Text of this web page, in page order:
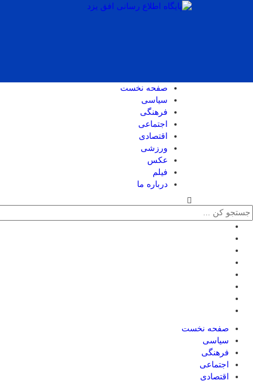
صفحه نخست
سیاسی
فرهنگی
اجتماعی
اقتصادی
ورزشی
عکس
فیلم
درباره ما
صفحه نخست
سیاسی
فرهنگی
اجتماعی
اقتصادی